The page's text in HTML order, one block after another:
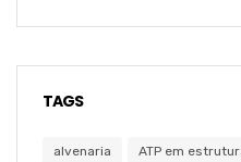
TAGS
alvenaria ATP em